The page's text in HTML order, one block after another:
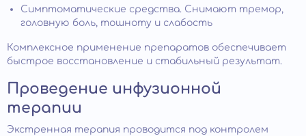
Симптоматические средства. Снимают тремор,
головную боль, тошноту и слабость
Комплексное применение препаратов обеспечивает
быстрое восстановление и стабильный результат.
Проведение инфузионной
терапии
Экстренная терапия проводится под контролем